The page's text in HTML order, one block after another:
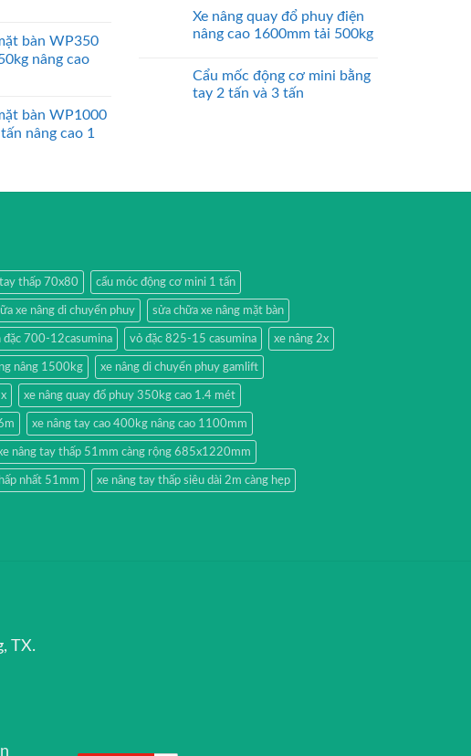
bàn WP350
nâng cao
bàn WP1000
nâng cao 1
Xe nâng quay đổ phuy điện
nâng cao 1600mm tải 500kg
Cẩu mốc động cơ mini bằng
tay 2 tấn và 3 tấn
tay thấp 70x80 cẩu móc động cơ mini 1 tấn
xe nâng di chuyển phuy sửa chữa xe nâng mặt bàn
đặc 700-12casumina vỏ đặc 825-15 casumina xe nâng 2x
nâng 1500kg xe nâng di chuyển phuy gamlift
xe nâng quay đổ phuy 350kg cao 1.4 mét
xe nâng tay cao 400kg nâng cao 1100mm
nâng tay thấp 51mm càng rộng 685x1220mm
nhất 51mm xe nâng tay thấp siêu dài 2m càng hẹp
TX.